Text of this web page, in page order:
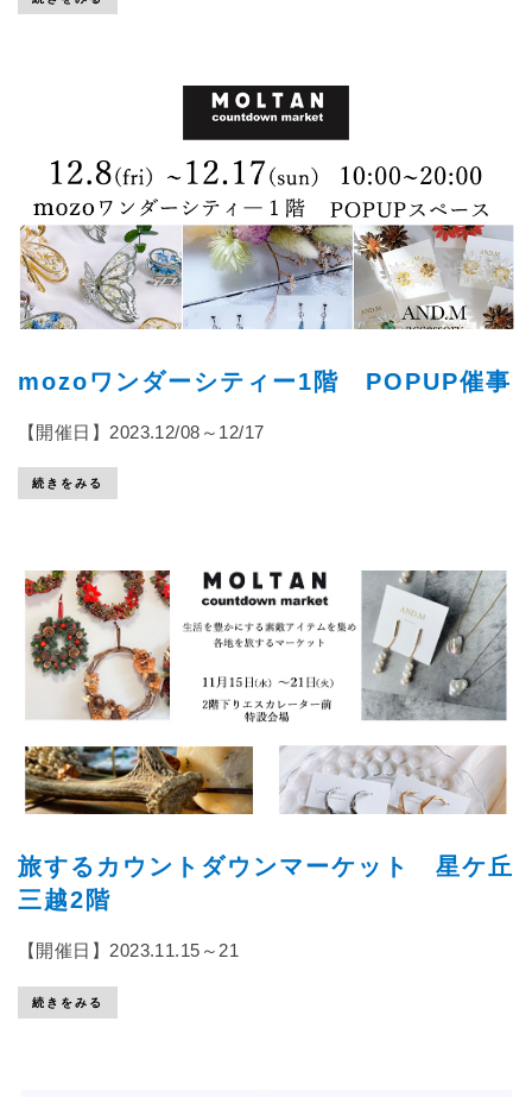
mozoワンダーシティー1階 POPUP催事
【開催日】2023.12/08～12/17
続きをみる
旅するカウントダウンマーケット 星ケ丘
三越2階
【開催日】2023.11.15～21
続きをみる